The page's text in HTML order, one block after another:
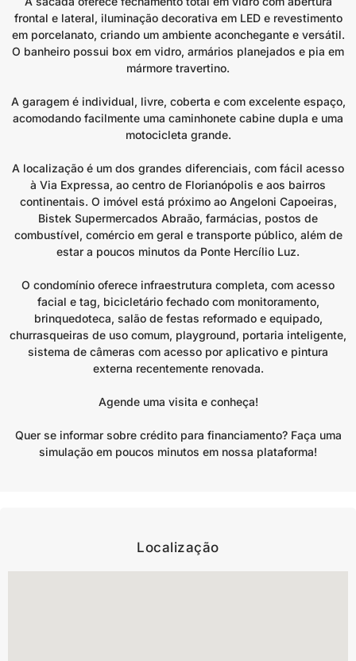
frontal e lateral, iluminação decorativa em LED e revestimento
em porcelanato, criando um ambiente aconchegante e versátil.
O banheiro possui box em vidro, armários planejados e pia em
mármore travertino.
A garagem é individual, livre, coberta e com excelente espaço,
acomodando facilmente uma caminhonete cabine dupla e uma
motocicleta grande.
A localização é um dos grandes diferenciais, com fácil acesso
à Via Expressa, ao centro de Florianópolis e aos bairros
continentais. O imóvel está próximo ao Angeloni Capoeiras,
Bistek Supermercados Abraão, farmácias, postos de
combustível, comércio em geral e transporte público, além de
estar a poucos minutos da Ponte Hercílio Luz.
O condomínio oferece infraestrutura completa, com acesso
facial e tag, bicicletário fechado com monitoramento,
brinquedoteca, salão de festas reformado e equipado,
churrasqueiras de uso comum, playground, portaria inteligente,
sistema de câmeras com acesso por aplicativo e pintura
externa recentemente renovada.
Agende uma visita e conheça!
Quer se informar sobre crédito para financiamento? Faça uma
simulação em poucos minutos em nossa plataforma!
Localização